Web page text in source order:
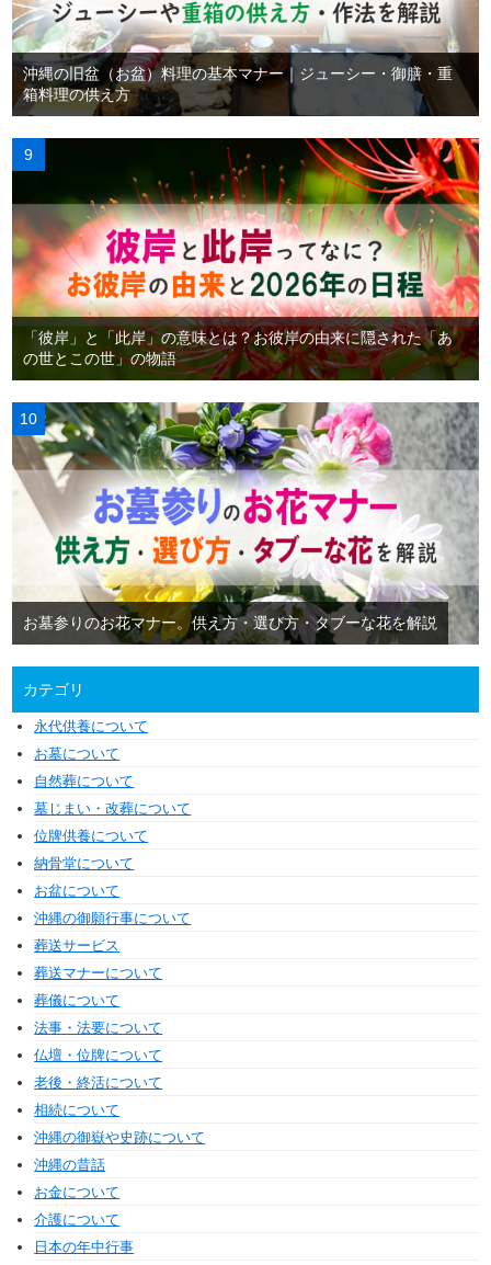
沖縄の旧盆（お盆）料理の基本マナー｜ジューシー・御膳・重
箱料理の供え方
「彼岸」と「此岸」の意味とは？お彼岸の由来に隠された「あ
の世とこの世」の物語
お墓参りのお花マナー。供え方・選び方・タブーな花を解説
カテゴリ
永代供養について
お墓について
自然葬について
墓じまい・改葬について
位牌供養について
納骨堂について
お盆について
沖縄の御願行事について
葬送サービス
葬送マナーについて
葬儀について
法事・法要について
仏壇・位牌について
老後・終活について
相続について
沖縄の御嶽や史跡について
沖縄の昔話
お金について
介護について
日本の年中行事